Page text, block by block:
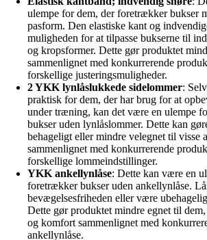
ulempe for dem, der foretrækker bukser
pasform. Den elastiske kant og
muligheden for at tilpasse bukserne til
og kropsformer. Dette gør produktet
sammenlignet med konkurrerende
forskellige justeringsmuligheder.
2 YKK lynlåslukkede sidelommer:
praktisk for dem, der har brug for at
under træning, kan det være en ulempe
bukser uden lynlåslommer. Dette kan
behageligt eller mindre velegnet til visse
sammenlignet med konkurrerende
forskellige lommeindstillinger.
YKK ankellynlåse: Dette kan være en
foretrækker bukser uden ankellynlåse.
bevægelsesfriheden eller være
Dette gør produktet mindre egnet til
og komfort sammenlignet med
ankellynlåse.